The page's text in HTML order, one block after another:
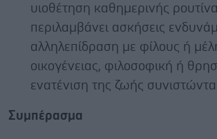
υιοθέτηση καθημερινής
περιλαμβάνει ασκήσεις
αλληλεπίδραση με φίλους ή
οικογένειας, φιλοσοφική ή
ενατένιση της ζωής
Συμπέρασμα